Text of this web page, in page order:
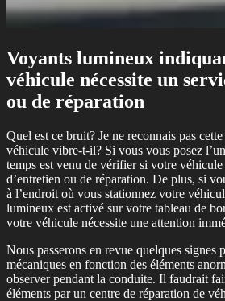
Voyants lumineux
véhicule nécessite un
ou de réparation
Quel est ce bruit? Je ne reconnais pas
véhicule vibre-t-il? Si vous vous posez
temps est venu de vérifier si votre véhicule
d’entretien ou de réparation. De plus, si
à l’endroit où vous stationnez votre
lumineux est activé sur votre tableau de
votre véhicule nécessite une attention
Nous passerons en revue quelques signes
mécaniques en fonction des éléments
observer pendant la conduite. Il faudrait
éléments par un centre de réparation de